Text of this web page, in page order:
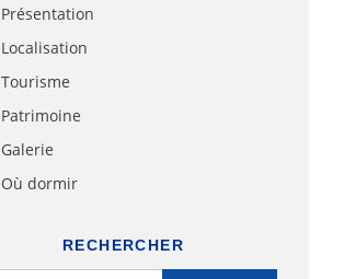
Présentation
Localisation
Tourisme
Patrimoine
Galerie
Où dormir
RECHERCHER